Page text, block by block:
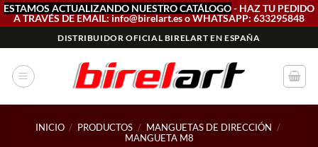
ESTAMOS ACTUALIZANDO NUESTRO CATÁLOGO- HAZ TU PEDIDO
A TRAVÉS DE EMAIL: info@birelart.es o WHATSAPP: 633295848
al
contenido
DISTRIBUIDOR OFICIAL BIRELART EN ESPAÑA
INICIO / PRODUCTOS / MANGUETAS DE DIRECCIÓN /
MANGUETA M8